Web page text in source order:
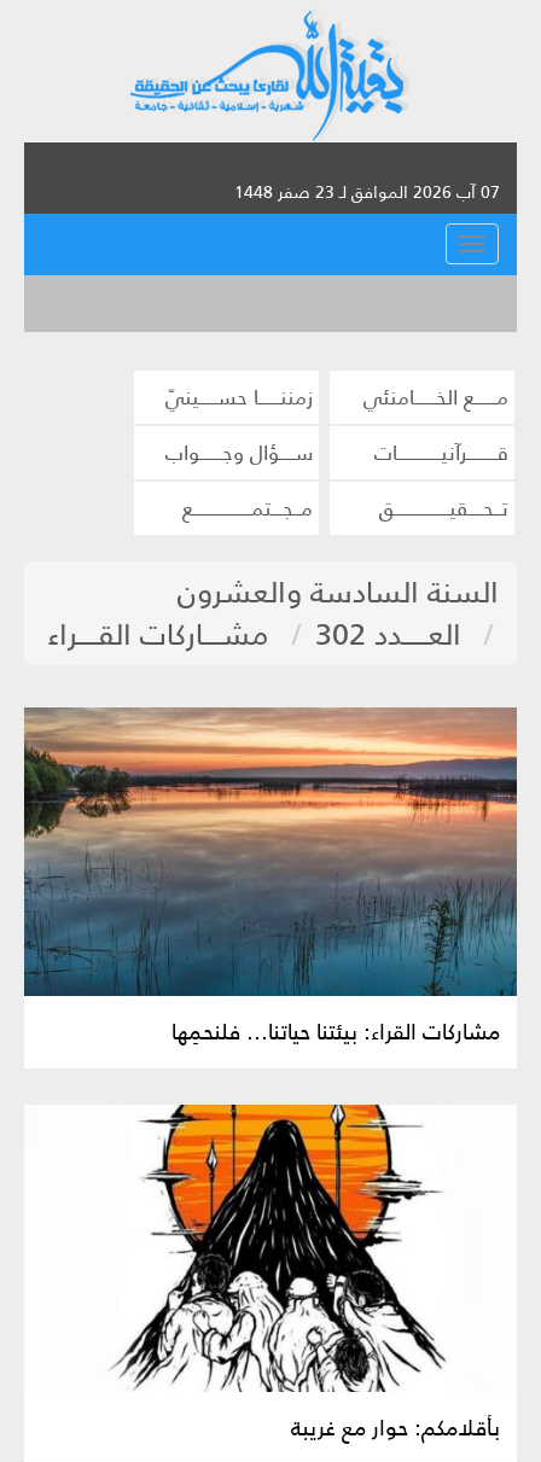
07 آب 2026 الموافق لـ 23 صفر 1448
القائمة
مــــــع الخــــــامنئي
زمننــــــا حســـــينيّ
قــــــــرآنيــــــــــــات
ســــؤال وجــــــواب
تــحــــقيـــــــــــــــق
مــجـــتمــــــــــــــــع
السنة السادسة والعشرون
العـــــدد 302
مشــــاركات القــــراء
مشاركات القراء: بيئتنا حياتنا... فلنحمِها
بأقلامكم: حوار مع غريبة